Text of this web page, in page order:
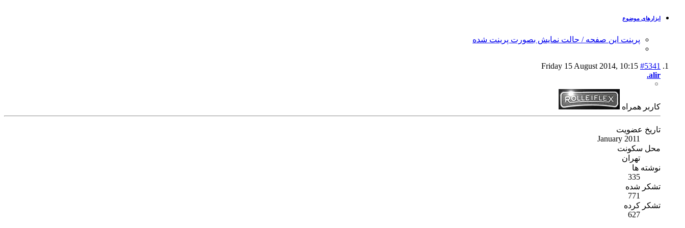
ابزارهای موضوع
پرینت این صفحه / حالت نمایش بصورت پرینت شده
Friday 15 August 2014, 10:15 #5341
alir.
كاربر همراه
تاریخ عضویت
January 2011
محل سکونت
تهران
نوشته ها
335
تشکر شده
771
تشکر کرده
627